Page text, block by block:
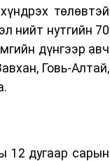
төлөвтэй
нийт нутгийн 70
дүнгээр авч
Говь-Алтай,
12 дугаар сарын